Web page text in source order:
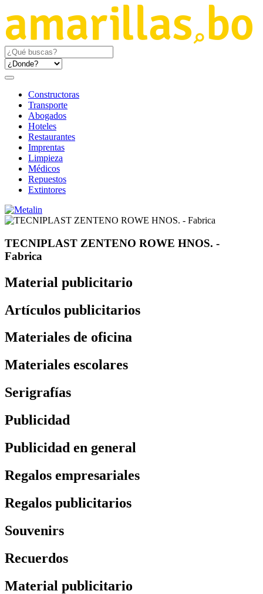
Constructoras
Transporte
Abogados
Hoteles
Restaurantes
Imprentas
Limpieza
Médicos
Repuestos
Extintores
TECNIPLAST ZENTENO ROWE HNOS. -
Fabrica
Material publicitario
Artículos publicitarios
Materiales de oficina
Materiales escolares
Serigrafías
Publicidad
Publicidad en general
Regalos empresariales
Regalos publicitarios
Souvenirs
Recuerdos
Material publicitario